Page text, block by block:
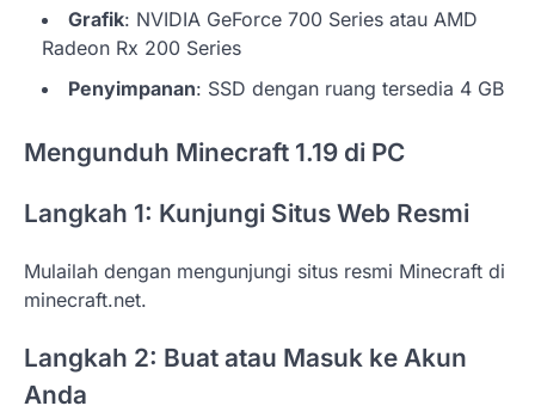
Grafik: NVIDIA GeForce 700 Series atau AMD
Radeon Rx 200 Series
Penyimpanan: SSD dengan ruang tersedia 4 GB
Mengunduh Minecraft 1.19 di PC
Langkah 1: Kunjungi Situs Web Resmi
Mulailah dengan mengunjungi situs resmi Minecraft di
minecraft.net.
Langkah 2: Buat atau Masuk ke Akun
Anda